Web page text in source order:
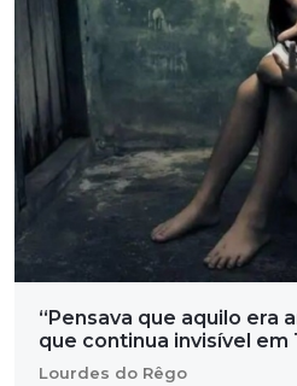
“Pensava que aquilo era
que continua invisível
Lourdes do Rêgo